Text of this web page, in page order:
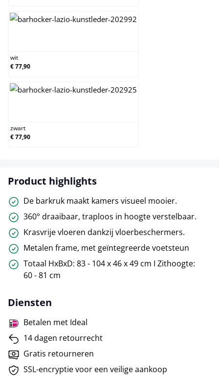
wit
€ 77,90
zwart
€ 77,90
Product highlights
De barkruk maakt kamers visueel mooier.
360° draaibaar, traploos in hoogte verstelbaar.
Krasvrije vloeren dankzij vloerbeschermers.
Metalen frame, met geïntegreerde voetsteun
Totaal HxBxD: 83 - 104 x 46 x 49 cm I Zithoogte:
60 - 81 cm
Diensten
Betalen met Ideal
14 dagen retourrecht
Gratis retourneren
SSL-encryptie voor een veilige aankoop